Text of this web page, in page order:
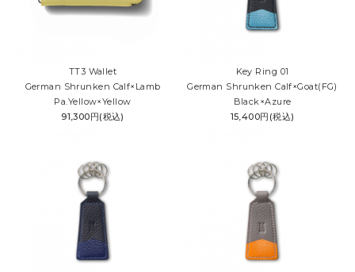
STORE
TT3 Wallet
German Shrunken Calf×Lamb
Pa.Yellow×Yellow
91,300円(税込)
Key Ring 01
German Shrunken Calf×Goat(FG)
Black×Azure
15,400円(税込)